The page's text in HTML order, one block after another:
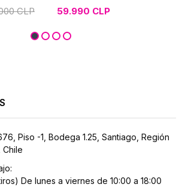
CLP 59.990 CLP
Piso -1, Bodega 1.25, Santiago, Región
Chile
De lunes a viernes de 10:00 a 18:00